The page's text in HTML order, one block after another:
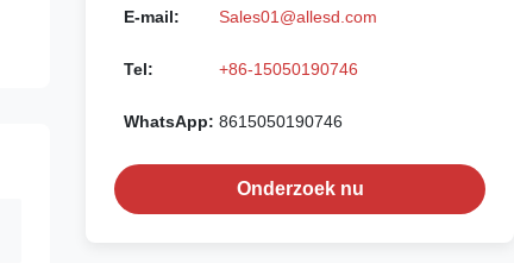
E-mail: Sales01@allesd.com
Tel: +86-15050190746
WhatsApp: 8615050190746
Onderzoek nu